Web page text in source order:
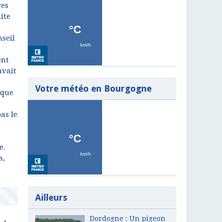
le
Votre météo en Bourgogne
Ailleurs
Dordogne : Un pigeon